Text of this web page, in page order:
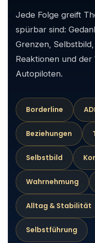
Jede Folge greift
spürbar sind:
Grenzen,
Reaktionen und der
Autopiloten.
Borderline
Beziehungen
Selbstbild
Wahrnehmung
Alltag & Stabilität
Selbstführung